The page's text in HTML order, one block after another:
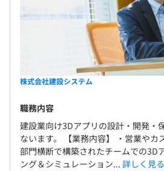
株式会社建設システム
職務内容
建設業向け3Dアプリの設計・開発・
ないます。 【業務内容】 ・営業やカ
部門横断で構築されたチームでの3D
ング＆シミュレーション... 詳しく見る